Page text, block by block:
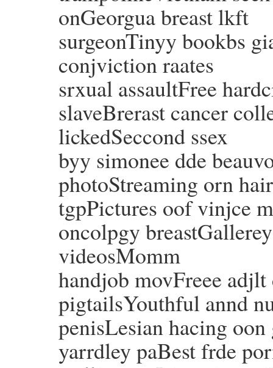
onGeorgua breast lkft
surgeonTinyy bookbs
conjviction raates
srxual assaultFree
slaveBrerast cancer
lickedSeccond ssex
byy simonee dde
photoStreaming orn
tgpPictures oof vinjce
oncolpgy
videosMomm
handjob movFreee
pigtailsYouthful annd
penisLesian hacing
yarrdley paBest frde